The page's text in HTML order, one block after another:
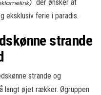
der ønsker at
eksklusiv ferie i paradis.
strande
strande og
langt øjet rækker. Øgruppen